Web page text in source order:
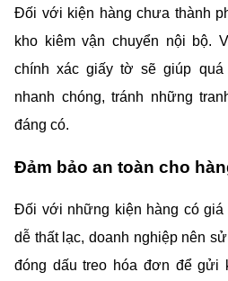
Đối với kiện hàng chưa thành
kho kiêm vận chuyển nội bộ.
chính xác giấy tờ sẽ giúp
nhanh chóng, tránh những
đáng có.
Đảm bảo an toàn cho
Đối với những kiện hàng có
dễ thất lạc, doanh nghiệp nên
đóng dấu treo hóa đơn để gửi